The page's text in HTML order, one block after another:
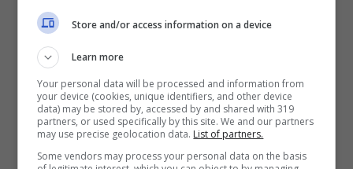
nuova tecnologia per garantire la
sicurezza fin dall’inizio”.
Negli Stati Uniti, invece, dove l’entrata in
scena di DeepSeek ha scatenatouno
tsunami tra i colossi
dell’Ia come OpenAi e
Store and/or access information on a device
Learn more
Your personal data will be processed and information from
your device (cookies, unique identifiers, and other device
data) may be stored by, accessed by and shared with 319
partners, or used specifically by this site. We and our partners
may use precise geolocation data. List of partners.
Some vendors may process your personal data on the basis